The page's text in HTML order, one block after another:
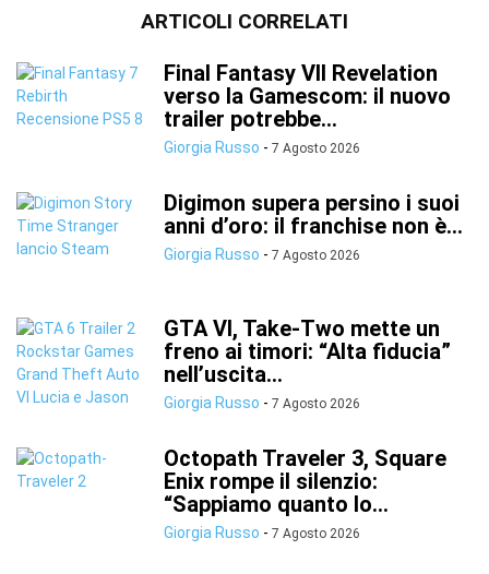
ARTICOLI CORRELATI
Final Fantasy VII Revelation
verso la Gamescom: il nuovo
trailer potrebbe...
Giorgia Russo - 7 Agosto 2026
Digimon supera persino i suoi
anni d’oro: il franchise non è...
Giorgia Russo - 7 Agosto 2026
GTA VI, Take-Two mette un
freno ai timori: “Alta fiducia”
nell’uscita...
Giorgia Russo - 7 Agosto 2026
Octopath Traveler 3, Square
Enix rompe il silenzio:
“Sappiamo quanto lo...
Giorgia Russo - 7 Agosto 2026